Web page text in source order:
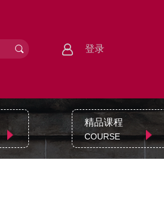
登录
精品课程
COURSE